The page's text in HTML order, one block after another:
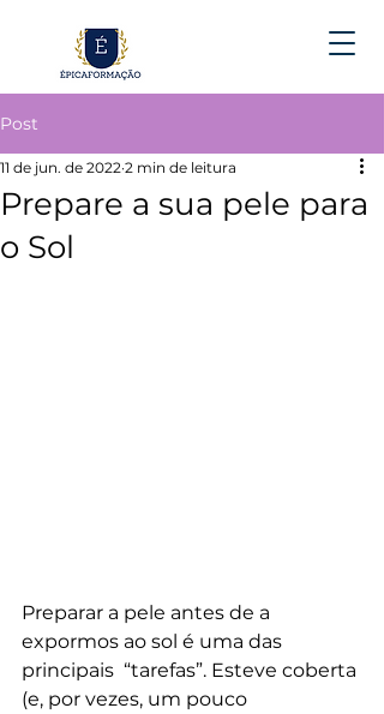
Post
Prepare a sua pele para
o Sol
11 de jun. de 2022 2 min de leitura
Preparar a pele antes de a
expormos ao sol é uma das
principais  “tarefas”. Esteve coberta
(e, por vezes, um pouco